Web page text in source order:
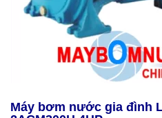
Máy bơm nước gia đình